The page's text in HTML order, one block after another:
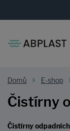
Domů E-shop
Čistírny
Čistírny